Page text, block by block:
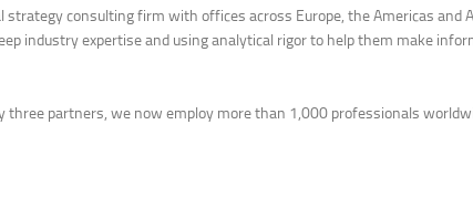
strategy consulting firm with offices across Europe, the Americas
industry expertise and using analytical rigor to help them make
three partners, we now employ more than 1,000 professionals